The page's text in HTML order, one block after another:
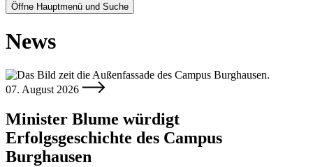
Öffne Hauptmenü und Suche
News
07. August 2026
Minister Blume würdigt
Erfolgsgeschichte des Campus
Burghausen